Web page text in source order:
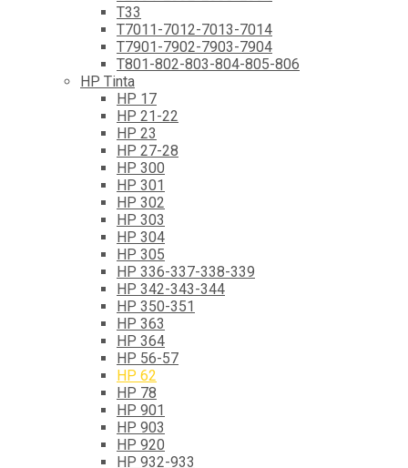
T33
T7011-7012-7013-7014
T7901-7902-7903-7904
T801-802-803-804-805-806
HP Tinta
HP 17
HP 21-22
HP 23
HP 27-28
HP 300
HP 301
HP 302
HP 303
HP 304
HP 305
HP 336-337-338-339
HP 342-343-344
HP 350-351
HP 363
HP 364
HP 56-57
HP 62
HP 78
HP 901
HP 903
HP 920
HP 932-933